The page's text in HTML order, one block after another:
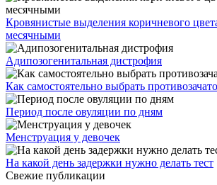
Кровянистые выделения коричневого
месячными
Адипозогенитальная дистрофия
Как самостоятельно выбрать
Период после овуляции по дням
Менструация у девочек
На какой день задержки нужно делать тест
Свежие публикации